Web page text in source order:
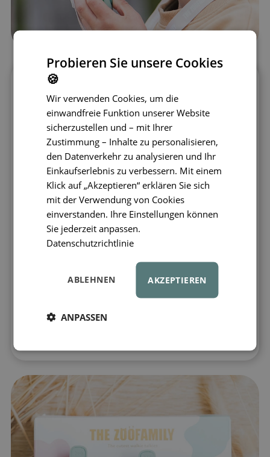
Walkie-Talkies im Dinosaurier-Design – das
ideale Gerät, das Spielspaß mit
Kommunikation verbindet. Diese Walkie-
Talkies wurdenfür Kinder im Alter von 3
bis 10 Jahren entwickelt und machen
jedes Abenteuer noch kreativer und
spannender. Die einfache Ein-Knopf-
Bedienung ermöglicht es Kindern, schnell
und unkompliziert miteinander zu sprechen,
während dieReichweite von bis zu 3 km
entdecken und dabei in Kontakt zu
bleiben. Ob beim Forschen, in der
Nachbarschaft oder beim Austausch
geheimer Nachrichten – diese Geräte sind
Probieren Sie unsere Cookies
🍪
Wir verwenden Cookies, um die
einwandfreie Funktion unserer Website
sicherzustellen und – mit Ihrer
Zustimmung – Inhalte zu personalisieren,
den Datenverkehr zu analysieren und Ihr
Einkaufserlebnis zu verbessern. Mit einem
Klick auf „Akzeptieren“ erklären Sie sich
mit der Verwendung von Cookies
einverstanden. Ihre Einstellungen können
Sie jederzeit anpassen.
Datenschutzrichtlinie
AKZEPTIEREN
ABLEHNEN
ANPASSEN